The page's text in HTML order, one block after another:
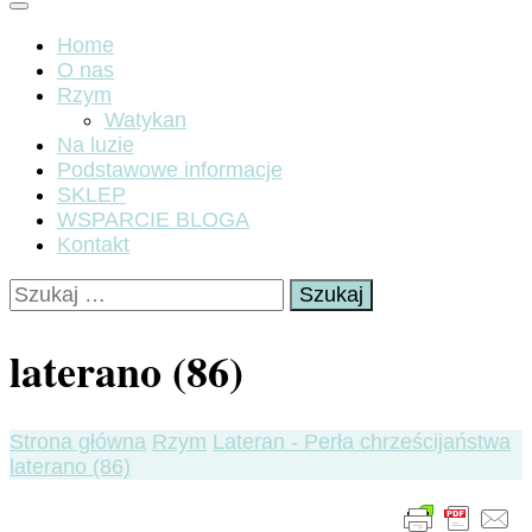
Home
O nas
Rzym
Watykan
Na luzie
Podstawowe informacje
SKLEP
WSPARCIE BLOGA
Kontakt
Szukaj:
laterano (86)
Strona główna Rzym Lateran - Perła chrześcijaństwa
laterano (86)